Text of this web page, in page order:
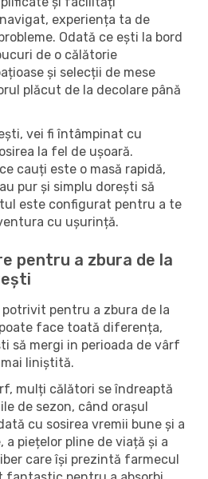
experiența ta de
Odată ce ești la bord
de o călătorie
și selecții de mese
plăcut de la decolare până
vei fi întâmpinat cu
la fel de ușoară.
cauți este o masă rapidă,
pur și simplu dorești să
este configurat pentru a te
cu ușurință.
pentru a zbura de la
pentru a zbura de la
face toată diferența,
să mergi in perioada de vârf
liniștită.
mulți călători se îndreaptă
de sezon, când orașul
cu sosirea vremii bune și a
piețelor pline de viață și a
care își prezintă farmecul